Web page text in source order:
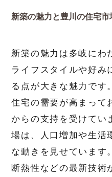
新築の魅力と豊川の住宅
新築の魅力は多岐にわ
ライフスタイルや好み
る点が大きな魅力です
住宅の需要が高まって
からの支持を受けてい
場は、人口増加や生活
な動きを見せています
断熱性などの最新技術